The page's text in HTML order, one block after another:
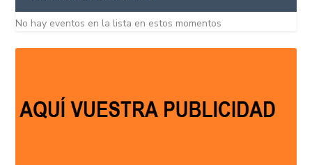
No hay eventos en la lista en estos momentos